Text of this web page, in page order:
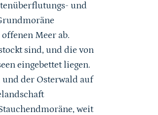
und
Meer ab.
sind, und die von
eingebettet liegen.
der Osterwald auf
weit